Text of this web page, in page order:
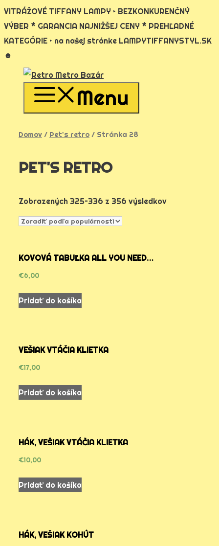
VITRÁŽOVÉ TIFFANY LAMPY ‣ BEZKONKURENČNÝ
VÝBER * GARANCIA NAJNIŽŠEJ CENY * PREHĽADNÉ
KATEGÓRIE ‣ na našej stránke LAMPYTIFFANYSTYL.SK
☻
Preskočiť
Menu
Domov / Pet's retro / Stránka 28
PET'S RETRO
Zobrazených 325–336 z 356 výsledkov
KOVOVÁ TABUĽKA ALL YOU NEED…
€6,00
Pridať do košíka
VEŠIAK VTÁČIA KLIETKA
€17,00
Pridať do košíka
HÁK, VEŠIAK VTÁČIA KLIETKA
€10,00
Pridať do košíka
HÁK, VEŠIAK KOHÚT